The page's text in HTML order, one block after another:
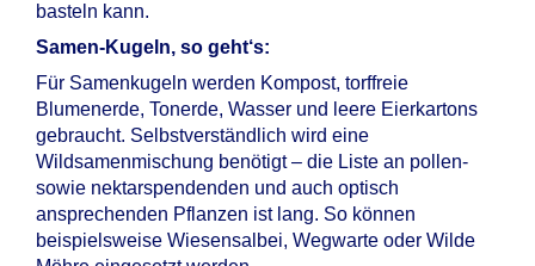
basteln kann.
Samen-Kugeln, so geht‘s:
Für Samenkugeln werden Kompost, torffreie
Blumenerde, Tonerde, Wasser und leere Eierkartons
gebraucht. Selbstverständlich wird eine
Wildsamenmischung benötigt – die Liste an pollen-
sowie nektarspendenden und auch optisch
ansprechenden Pflanzen ist lang. So können
beispielsweise Wiesensalbei, Wegwarte oder Wilde